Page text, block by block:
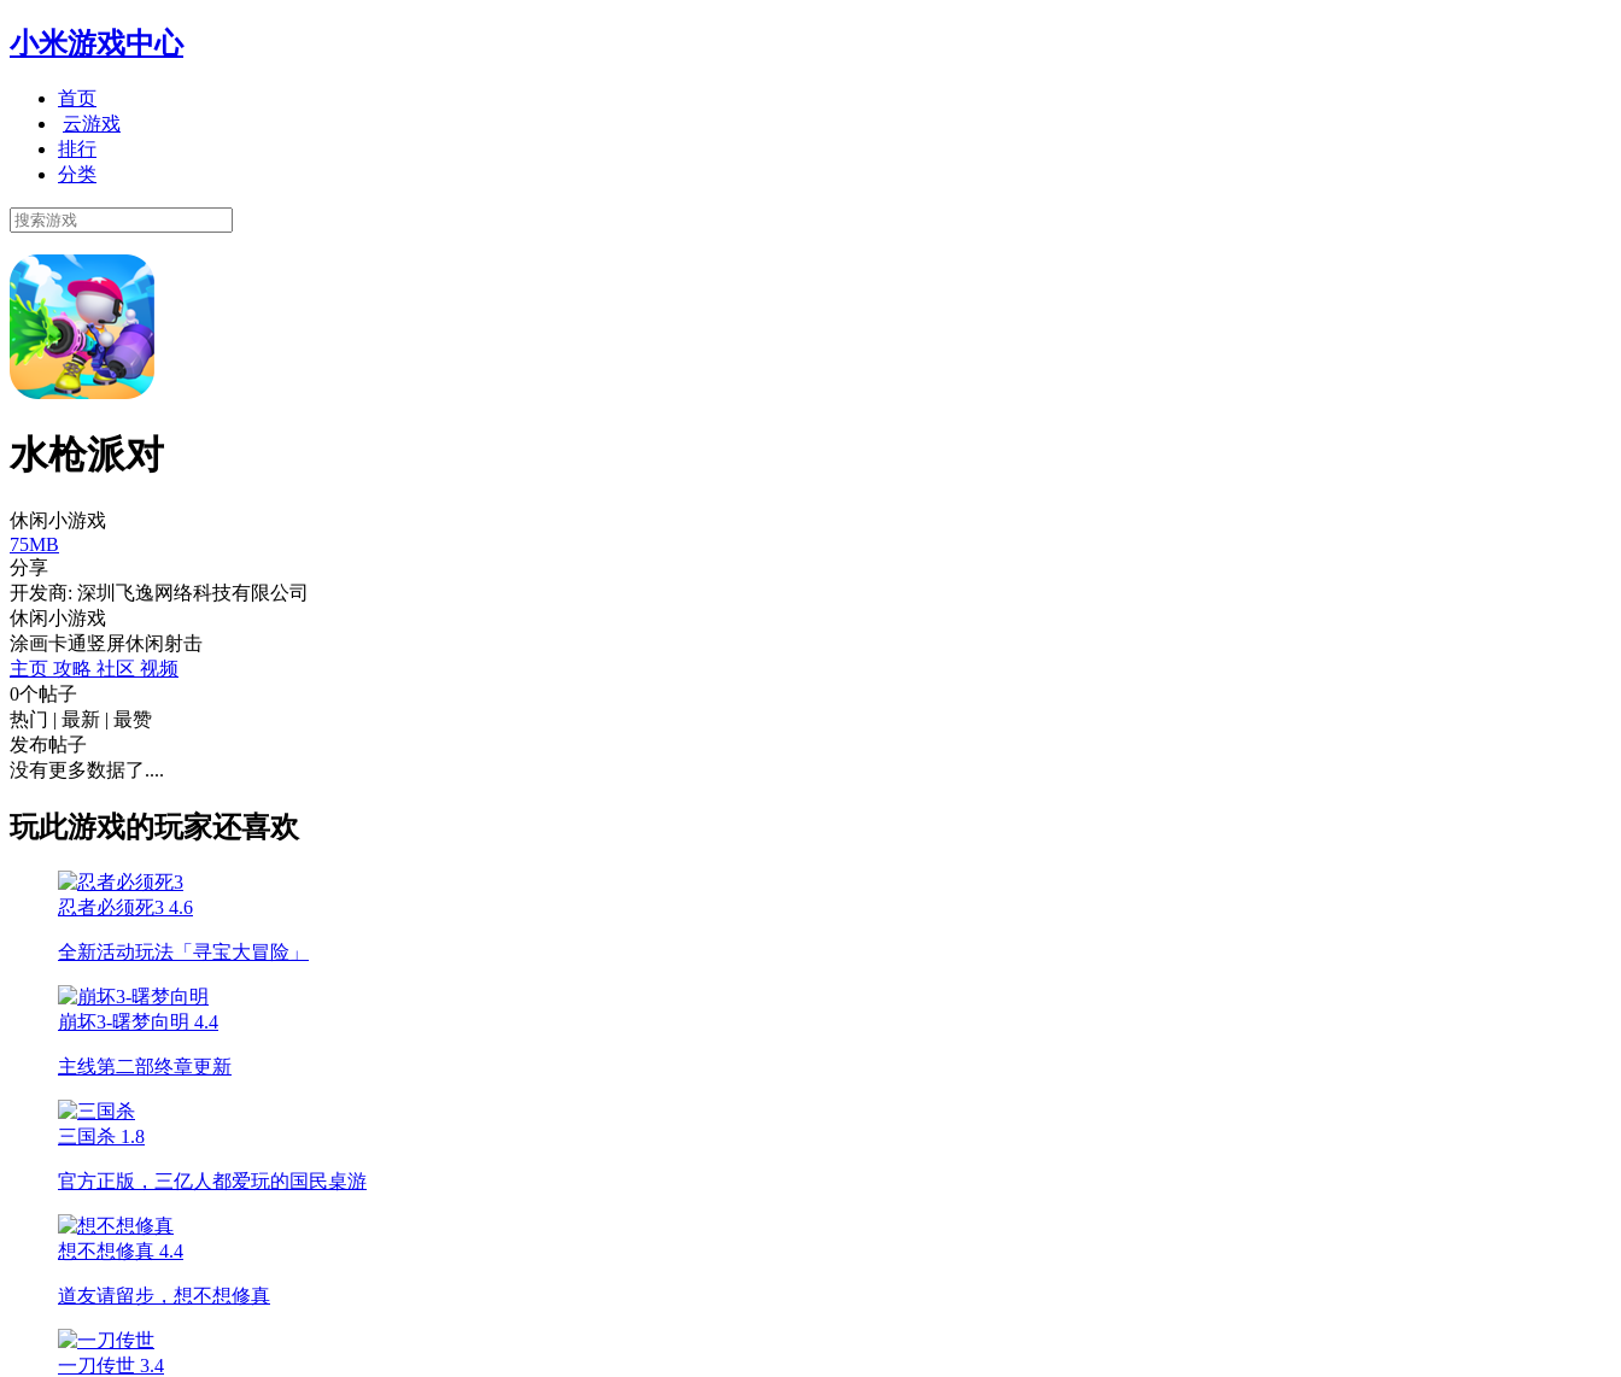
小米游戏中心
首页
云游戏
排行
分类
水枪派对
休闲小游戏
75MB
分享
开发商: 深圳飞逸网络科技有限公司
休闲小游戏
涂画卡通竖屏休闲射击
主页 攻略 社区 视频
0个帖子
热门 | 最新 | 最赞
发布帖子
没有更多数据了....
玩此游戏的玩家还喜欢
忍者必须死3 4.6
全新活动玩法「寻宝大冒险」
崩坏3-曙梦向明 4.4
主线第二部终章更新
三国杀 1.8
官方正版，三亿人都爱玩的国民桌游
想不想修真 4.4
道友请留步，想不想修真
一刀传世 3.4